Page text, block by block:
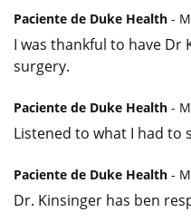
Paciente de Duke Health -
I was thankful to have Dr
surgery.
Paciente de Duke Health -
Listened to what I had to
Paciente de Duke Health -
Dr. Kinsinger has ben